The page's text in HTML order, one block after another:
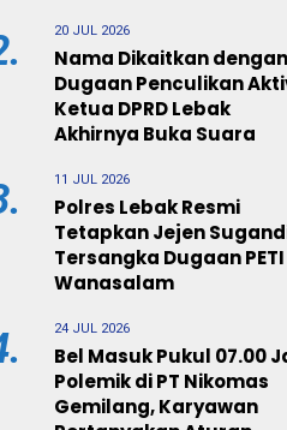
20 JUL 2026
Nama Dikaitkan dengan
Dugaan Penculikan
Ketua DPRD Lebak
Akhirnya Buka Suara
11 JUL 2026
Polres Lebak Resmi
Tetapkan Jejen
Tersangka Dugaan
Wanasalam
24 JUL 2026
Bel Masuk Pukul 07.00
Polemik di PT Nikomas
Gemilang, Karyawan